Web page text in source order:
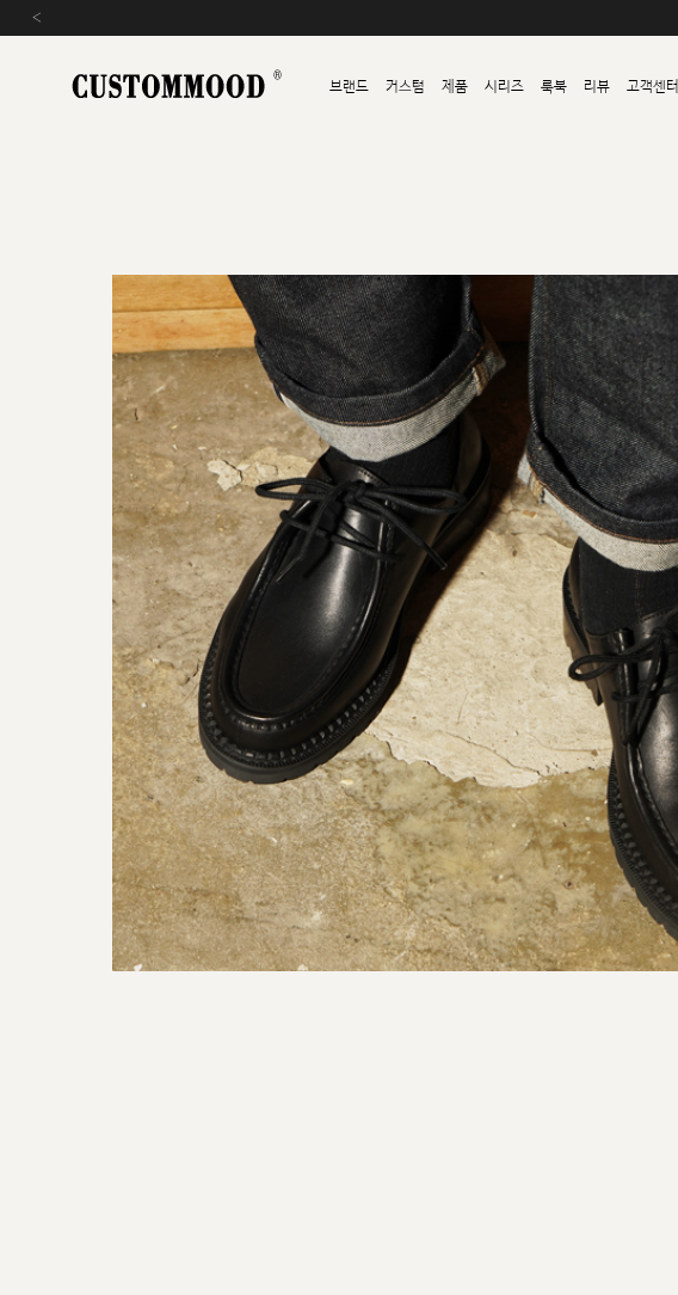
‹
브랜드 커스텀 제품 시리즈 룩북 리뷰 고객센터